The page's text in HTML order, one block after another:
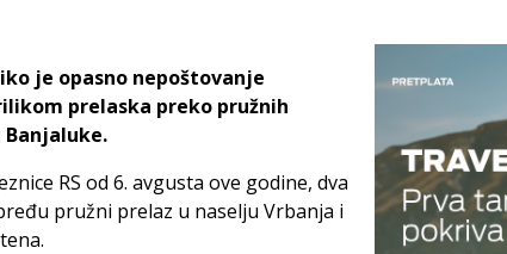
je opasno nepoštovanje
prelaska preko pružnih
RS od 6. avgusta ove godine, dva
pružni prelaz u naselju Vrbanja i